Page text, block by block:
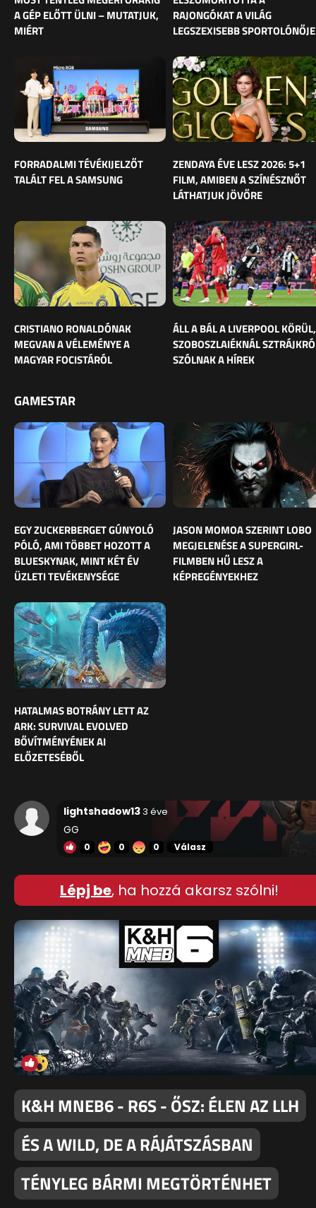
A GÉP ELŐTT ÜLNI – MUTATJUK,
MIÉRT
RAJONGÓKAT A VILÁG
LEGSZEXISEBB SPORTOLÓNŐJE
FORRADALMI TÉVÉKIJELZŐT
TALÁLT FEL A SAMSUNG
ZENDAYA ÉVE LESZ 2026: 5+1
FILM, AMIBEN A SZÍNÉSZNŐT
LÁTHATJUK JÖVŐRE
CRISTIANO RONALDÓNAK
MEGVAN A VÉLEMÉNYE A
MAGYAR FOCISTÁRÓL
ÁLL A BÁL A LIVERPOOL KÖRÜL,
SZOBOSZLAIÉKNÁL
SZÓLNAK A HÍREK
GAMESTAR
EGY ZUCKERBERGET GÚNYOLÓ
PÓLÓ, AMI TÖBBET HOZOTT A
BLUESKYNAK, MINT KÉT ÉV
ÜZLETI TEVÉKENYSÉGE
JASON MOMOA SZERINT LOBO
MEGJELENÉSE A SUPERGIRL-
FILMBEN HŰ LESZ A
KÉPREGÉNYEKHEZ
HATALMAS BOTRÁNY LETT AZ
ARK: SURVIVAL EVOLVED
BŐVÍTMÉNYÉNEK AI
ELŐZETESÉBŐL
lightshadow133 éve
GG
0 0 0 Válasz
Lépj be, ha hozzá akarsz szólni!
K&H MNEB6 - R6S - ŐSZ: ÉLEN AZ LLH
ÉS A WILD, DE A RÁJÁTSZÁSBAN
TÉNYLEG BÁRMI MEGTÖRTÉNHET